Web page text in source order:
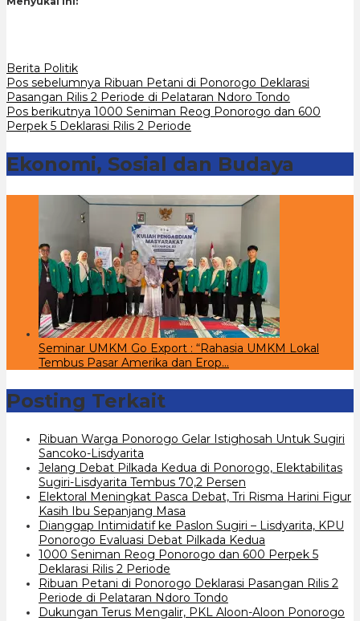
Berita Politik
Navigasi
pos
Pos sebelumnya Ribuan Petani di Ponorogo Deklarasi
Pasangan Rilis 2 Periode di Pelataran Ndoro Tondo
Pos berikutnya 1000 Seniman Reog Ponorogo dan 600
Perpek 5 Deklarasi Rilis 2 Periode
Ekonomi, Sosial dan Budaya
Seminar UMKM Go Export : “Rahasia UMKM Lokal
Tembus Pasar Amerika dan Erop…
Posting Terkait
Ribuan Warga Ponorogo Gelar Istighosah Untuk Sugiri
Sancoko-Lisdyarita
Jelang Debat Pilkada Kedua di Ponorogo, Elektabilitas
Sugiri-Lisdyarita Tembus 70,2 Persen
Elektoral Meningkat Pasca Debat, Tri Risma Harini Figur
Kasih Ibu Sepanjang Masa
Dianggap Intimidatif ke Paslon Sugiri – Lisdyarita, KPU
Ponorogo Evaluasi Debat Pilkada Kedua
1000 Seniman Reog Ponorogo dan 600 Perpek 5
Deklarasi Rilis 2 Periode
Ribuan Petani di Ponorogo Deklarasi Pasangan Rilis 2
Periode di Pelataran Ndoro Tondo
Dukungan Terus Mengalir, PKL Aloon-Aloon Ponorogo